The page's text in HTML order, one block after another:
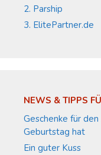
2. Parship
3. ElitePartner.de
NEWS & TIPPS
Geschenke für
Geburtstag hat
Ein guter Kuss